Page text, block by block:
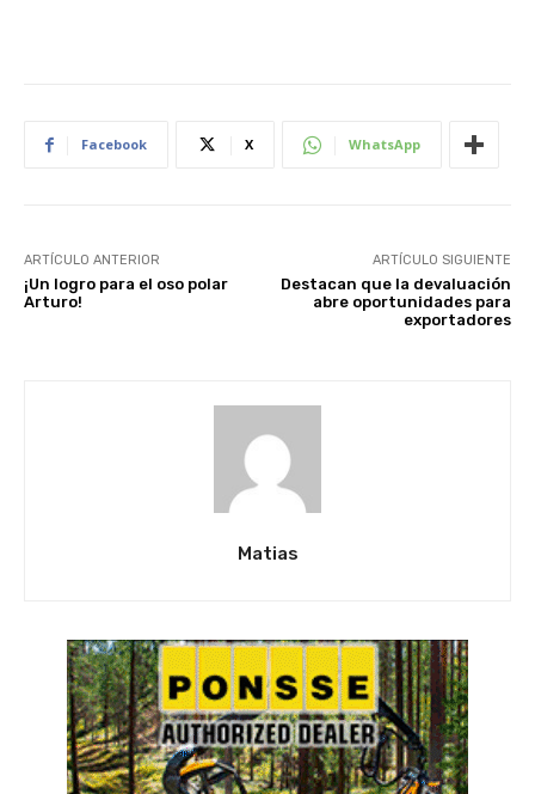
Facebook X WhatsApp
ARTÍCULO ANTERIOR
¡Un logro para el oso polar
Arturo!
ARTÍCULO SIGUIENTE
Destacan que la devaluación
abre oportunidades para
exportadores
Matias